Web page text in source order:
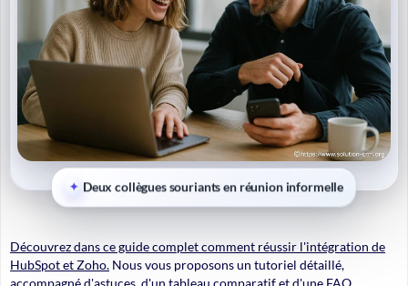
Deux collègues souriants en réunion informelle
Découvrez dans ce guide complet comment réussir l'intégration de
HubSpot et Zoho. Nous vous proposons un tutoriel détaillé,
accompagné d'astuces, d'un tableau comparatif et d'une FAQ